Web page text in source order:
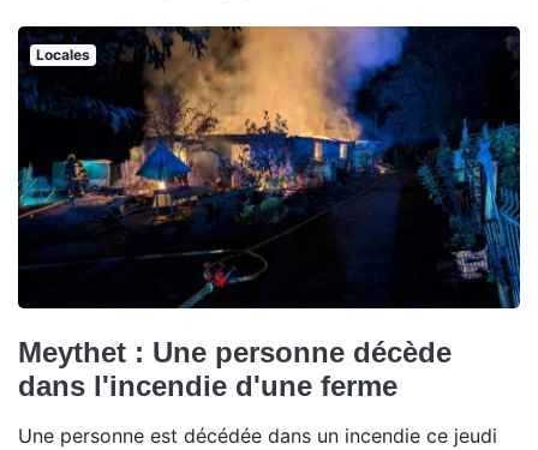
Locales
Meythet : Une personne décède
dans l'incendie d'une ferme
Une personne est décédée dans un incendie ce jeudi